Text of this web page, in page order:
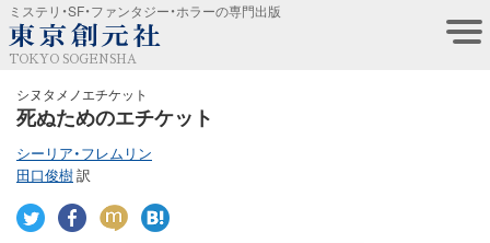
ミステリ・SF・ファンタジー・ホラーの専門出版
TOKYO SOGENSHA
シヌタメノエチケット
死ぬためのエチケット
シーリア・フレムリン
田口俊樹訳